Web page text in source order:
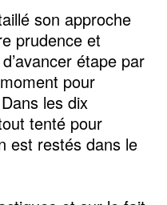
son approche
prudence et
étape par
pour
les dix
tenté pour
est restés dans le